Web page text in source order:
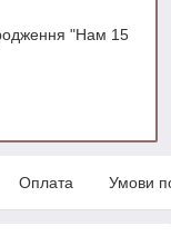
"Нам 15
Оплата Умови